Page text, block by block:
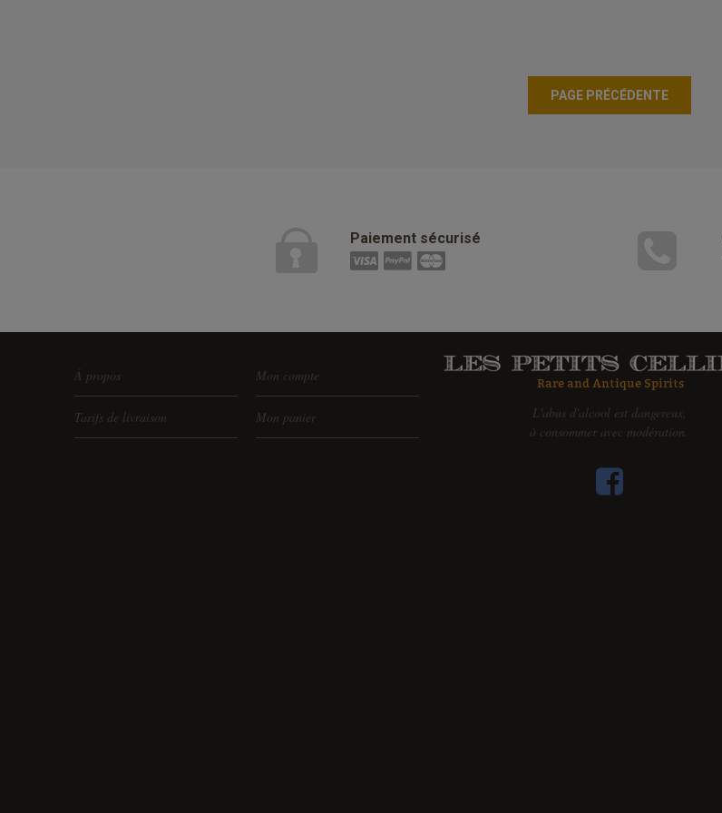
Paiement sécurisé
À propos Mon compte
Tarifs de livraison Mon panier
L'abus d'alcool est dangereux,
à consommer avec modération.